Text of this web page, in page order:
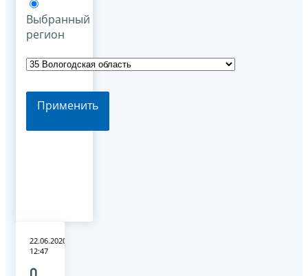
Выбранный
регион
Применить
22.06.2020
12:47